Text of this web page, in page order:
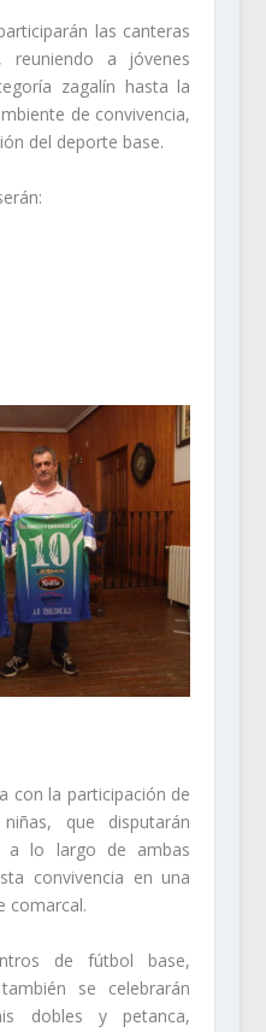
las canteras
a jóvenes
zagalín hasta la
de convivencia,
del deporte base.
con la participación de
que disputarán
a lo largo de ambas
convivencia en una
comarcal.
de fútbol base,
se celebrarán
dobles y petanca,